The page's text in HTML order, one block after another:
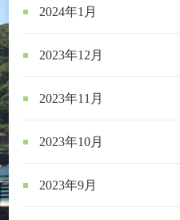
2024年1月
2023年12月
2023年11月
2023年10月
2023年9月